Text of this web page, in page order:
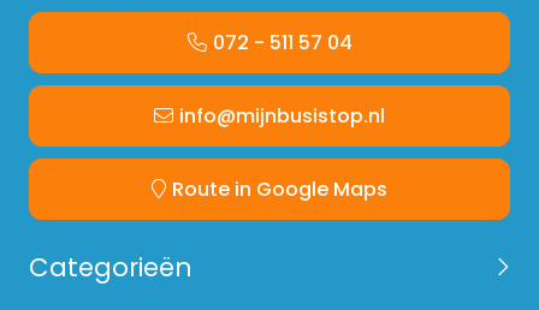
072 - 511 57 04
info@mijnbusistop.nl
Route in Google Maps
Categorieën